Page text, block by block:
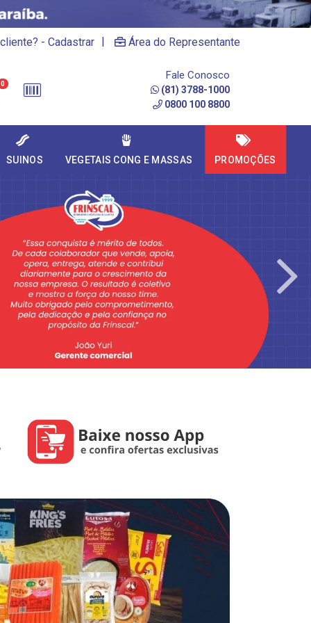
- Cadastrar | Área do Representante
0
Fale Conosco
(81) 3788-1000
0800 100 8800
SUINOS VEGETAIS CONG E MASSAS PROMOÇÕES